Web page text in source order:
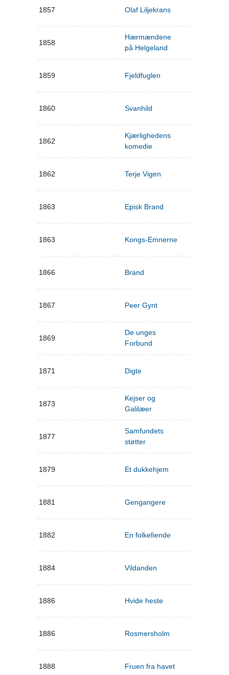
1857 Olaf Liljekrans
1858
Hærmændene
på Helgeland
1859 Fjeldfuglen
1860 Svanhild
1862
Kjærlighedens
komedie
1862 Terje Vigen
1863 Episk Brand
1863 Kongs-Emnerne
1866 Brand
1867 Peer Gynt
1869
De unges
Forbund
1871 Digte
1873
Kejser og
Galilæer
1877
Samfundets
støtter
1879 Et dukkehjem
1881 Gengangere
1882 En folkefiende
1884 Vildanden
1886 Hvide heste
1886 Rosmersholm
1888 Fruen fra havet